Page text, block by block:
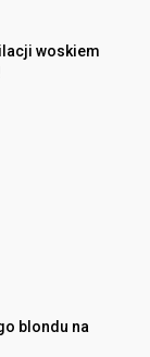
woskiem
blondu na